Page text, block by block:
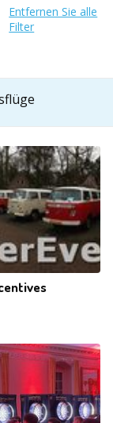
Entfernen Sie alle
Filter